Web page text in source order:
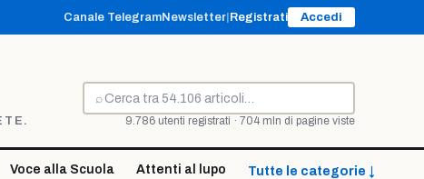
Canale TelegramNewsletter Registrati Accedi
⌕
Cerca
9.786 utenti registrati · 704 mln di pagine viste
Voce alla Scuola Attenti al lupo Tutte le categorie ↓